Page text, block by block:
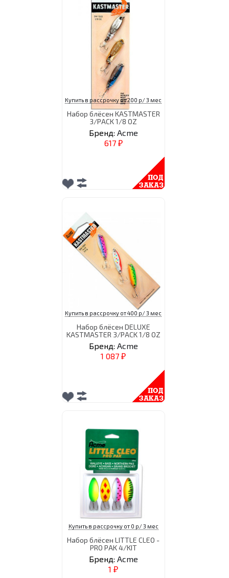
Купить в рассрочку от 200 р/ 3 мес
Набор блёсен KASTMASTER
3/PACK 1/8 OZ
Бренд: Acme
617 ₽
Купить в рассрочку от 400 р/ 3 мес
Набор блёсен DELUXE
KASTMASTER 3/PACK 1/8 OZ
Бренд: Acme
1 087 ₽
Купить в рассрочку от 0 р/ 3 мес
Набор блёсен LITTLE CLEO -
PRO PAK 4/KIT
Бренд: Acme
1 ₽